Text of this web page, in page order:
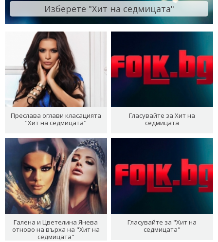
Изберете "Хит на седмицата"
Преслава оглави класацията
"Хит на седмицата"
Гласувайте за Хит на
седмицата
Галена и Цветелина Янева
отново на върха на "Хит на
седмицата"
Гласувайте за "Хит на
седмицата"